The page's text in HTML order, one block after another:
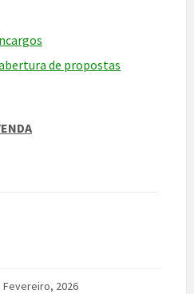
de propostas
Fevereiro, 2026